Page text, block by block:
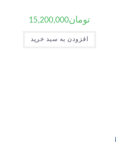
تومان15,200,000
افزودن به سبد خرید